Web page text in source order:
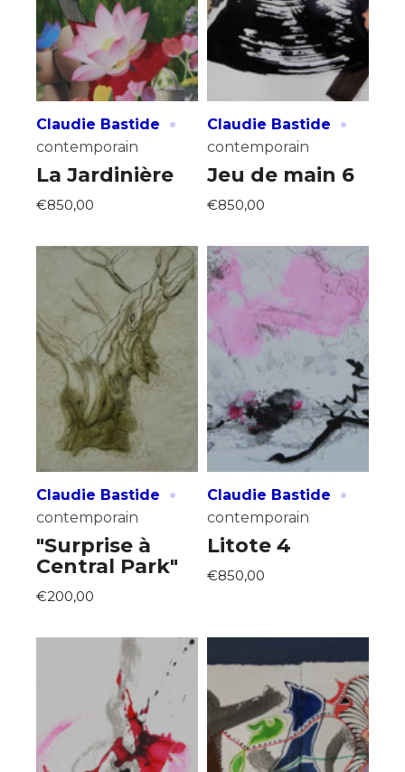
Claudie Bastide ·
contemporain
La Jardinière
€850,00
Claudie Bastide ·
contemporain
Jeu de main 6
€850,00
Claudie Bastide ·
contemporain
"Surprise à
Central Park"
€200,00
Claudie Bastide ·
contemporain
Litote 4
€850,00